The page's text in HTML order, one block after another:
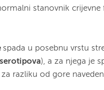
stanovnik
spada u posebnu vrstu
), a za njega je
razliku od gore